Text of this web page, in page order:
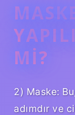
MI?
2) Maske:
adımdır ve